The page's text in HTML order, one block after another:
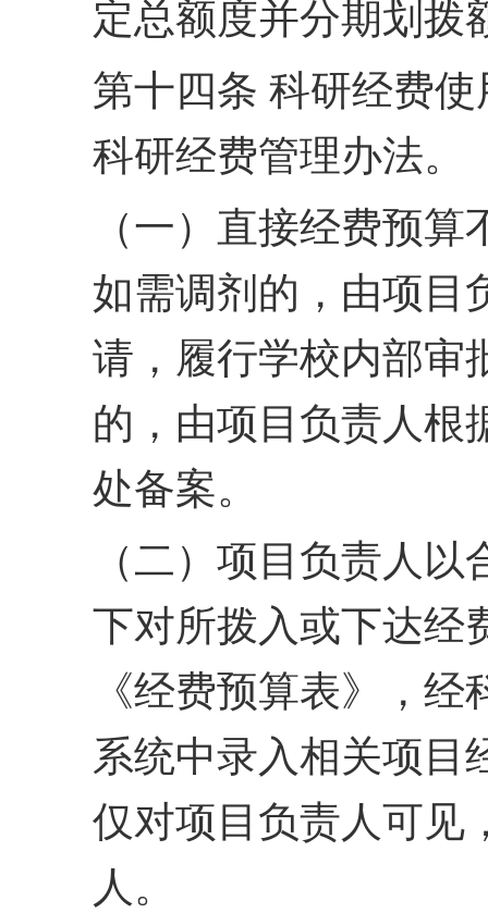
定总额度并分期划拨
第十四条 科研经费
科研经费管理办法。
（一）直接经费预
如需调剂的，由项目
请， 履行学校内部审
的，由项 目负责人根
处备案。
（二）项目负责人
下对所拨入或下达经
《经费预算表》，经
系统中录入相关项目
仅对项目 负责人可见
人。